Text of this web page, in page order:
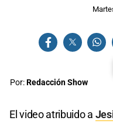
Por:Redacción Show
El video atribuido a